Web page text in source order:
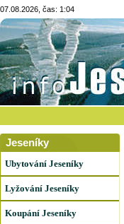
07.08.2026, čas: 1:04
Jeseníky
Ubytování Jeseníky
Lyžování Jeseníky
Koupání Jeseníky